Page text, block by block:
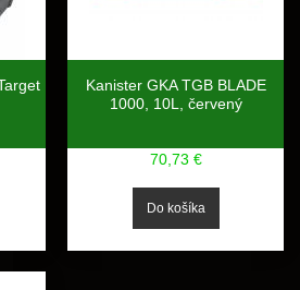
Kanister GKA TGB BLADE
1000, 10L, červený
70,73 €